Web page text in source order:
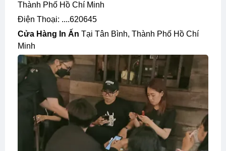
Thành Phố Hồ Chí Minh
Điện Thoại: ....620645
Cửa Hàng In Ấn Tại Tân Bình, Thành Phố Hồ Chí
Minh